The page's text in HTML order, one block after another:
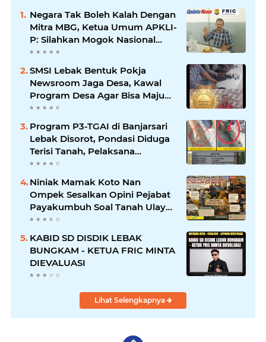
Negara Tak Boleh Kalah Dengan
Mitra MBG, Ketua Umum APKLI-
P: Silahkan Mogok Nasional
Ganti Kantin Sekolah
SMSI Lebak Bentuk Pokja
Newsroom Jaga Desa, Kawal
Program Desa Agar Bisa Maju
dan Mandiri
Program P3-TGAI di Banjarsari
Lebak Disorot, Pondasi Diduga
Terisi Tanah, Pelaksana
Terancam Sanksi Berat Hingga
Pidana
Niniak Mamak Koto Nan
Ompek Sesalkan Opini Pejabat
Payakumbuh Soal Tanah Ulayat
Demi Jabatan
KABID SD DISDIK LEBAK
BUNGKAM - KETUA FRIC MINTA
DIEVALUASI
Lihat Selengkapnya